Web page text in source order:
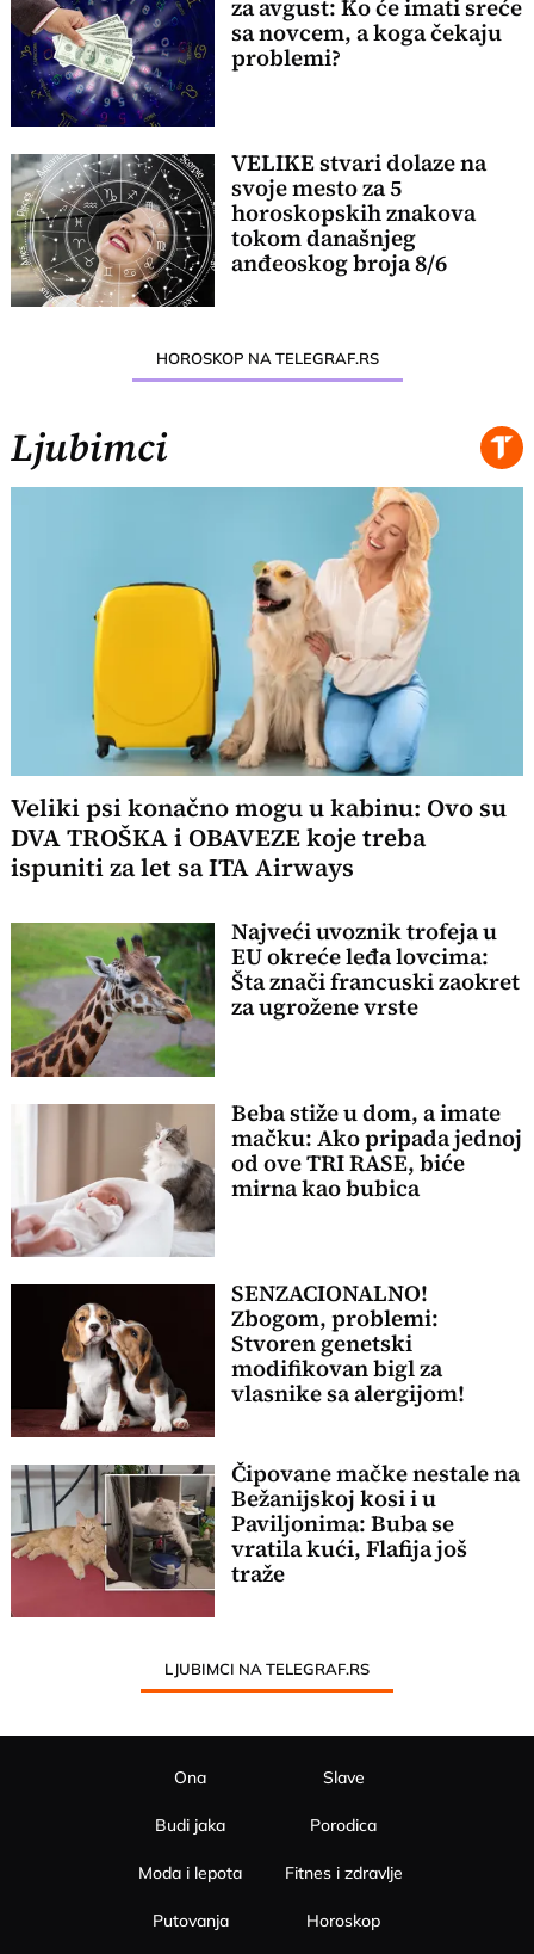
za avgust: Ko će imati sreće
sa novcem, a koga čekaju
problemi?
VELIKE stvari dolaze na
svoje mesto za 5
horoskopskih znakova
tokom današnjeg
anđeoskog broja 8/6
HOROSKOP NA TELEGRAF.RS
Ljubimci
Veliki psi konačno mogu u kabinu: Ovo su
DVA TROŠKA i OBAVEZE koje treba
ispuniti za let sa ITA Airways
Najveći uvoznik trofeja u
EU okreće leđa lovcima:
Šta znači francuski zaokret
za ugrožene vrste
Beba stiže u dom, a imate
mačku: Ako pripada jednoj
od ove TRI RASE, biće
mirna kao bubica
SENZACIONALNO!
Zbogom, problemi:
Stvoren genetski
modifikovan bigl za
vlasnike sa alergijom!
Čipovane mačke nestale na
Bežanijskoj kosi i u
Paviljonima: Buba se
vratila kući, Flafija još
traže
LJUBIMCI NA TELEGRAF.RS
Ona
Budi jaka
Moda i lepota
Slave
Porodica
Fitnes i zdravlje
Putovanja Horoskop